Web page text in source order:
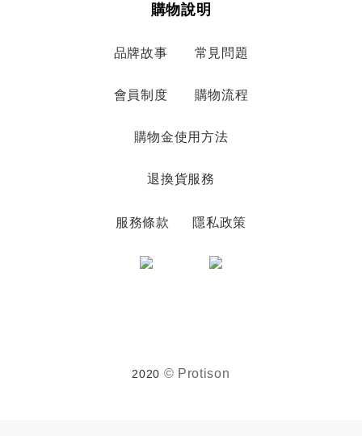
購物說明
品牌故事 常見問題
會員制度 購物流程
購物金使用方法
退換貨服務
服務條款 隱私政策
2020 © Protison